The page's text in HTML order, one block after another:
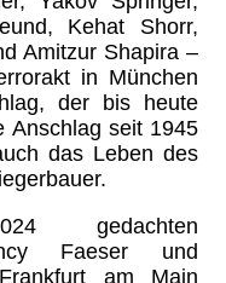
Kehat Shorr,
Amitzur Shapira –
in München
der bis heute
Anschlag seit 1945
das Leben des
gedachten
Faeser und
am Main